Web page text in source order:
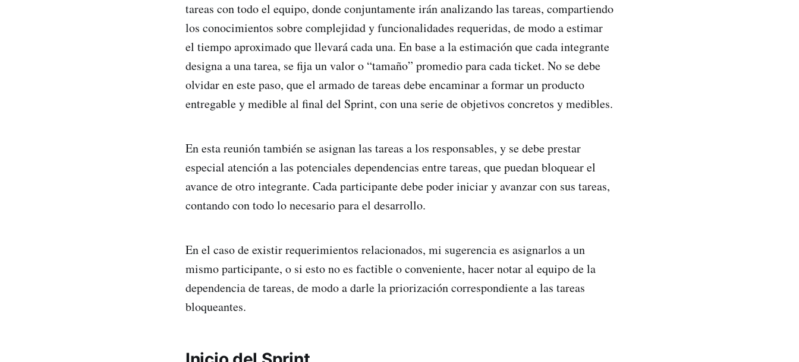
tareas con todo el equipo, donde conjuntamente irán analizando las tareas, compartiendo
los conocimientos sobre complejidad y funcionalidades requeridas, de modo a estimar
el tiempo aproximado que llevará cada una. En base a la estimación que cada integrante
designa a una tarea, se fija un valor o “tamaño” promedio para cada ticket. No se debe
olvidar en este paso, que el armado de tareas debe encaminar a formar un producto
entregable y medible al final del Sprint, con una serie de objetivos concretos y medibles.
En esta reunión también se asignan las tareas a los responsables, y se debe prestar
especial atención a las potenciales dependencias entre tareas, que puedan bloquear el
avance de otro integrante. Cada participante debe poder iniciar y avanzar con sus tareas,
contando con todo lo necesario para el desarrollo.
En el caso de existir requerimientos relacionados, mi sugerencia es asignarlos a un
mismo participante, o si esto no es factible o conveniente, hacer notar al equipo de la
dependencia de tareas, de modo a darle la priorización correspondiente a las tareas
bloqueantes.